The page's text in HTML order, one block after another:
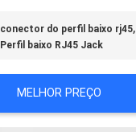
conector do perfil baixo rj45,
Perfil baixo RJ45 Jack
MELHOR PREÇO